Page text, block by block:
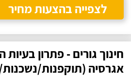
לצפייה בהצעות מחיר
חינוך גורים - פתרון
אגרסיה (תוקפנות/